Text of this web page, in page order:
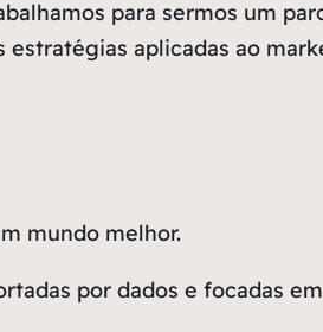
para sermos um
aplicadas ao
mundo melhor.
por dados e focadas